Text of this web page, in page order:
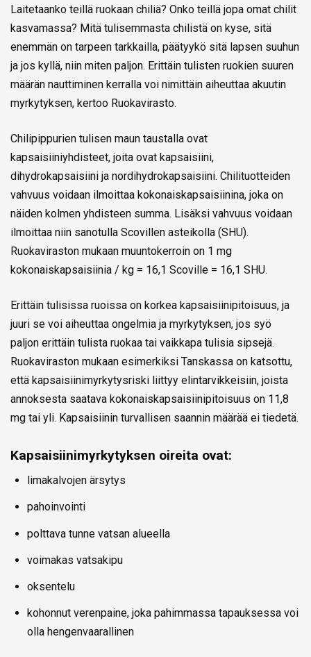
Laitetaanko teillä ruokaan chiliä? Onko teillä jopa omat chilit
kasvamassa? Mitä tulisemmasta chilistä on kyse, sitä
enemmän on tarpeen tarkkailla, päätyykö sitä lapsen suuhun
ja jos kyllä, niin miten paljon. Erittäin tulisten ruokien suuren
määrän nauttiminen kerralla voi nimittäin aiheuttaa akuutin
myrkytyksen, kertoo Ruokavirasto.
Chilipippurien tulisen maun taustalla ovat
kapsaisiiniyhdisteet, joita ovat kapsaisiini,
dihydrokapsaisiini ja nordihydrokapsaisiini. Chilituotteiden
vahvuus voidaan ilmoittaa kokonaiskapsaisiinina, joka on
näiden kolmen yhdisteen summa. Lisäksi vahvuus voidaan
ilmoittaa niin sanotulla Scovillen asteikolla (SHU).
Ruokaviraston mukaan muuntokerroin on 1 mg
kokonaiskapsaisiinia / kg = 16,1 Scoville = 16,1 SHU.
Erittäin tulisissa ruoissa on korkea kapsaisiinipitoisuus, ja
juuri se voi aiheuttaa ongelmia ja myrkytyksen, jos syö
paljon erittäin tulista ruokaa tai vaikkapa tulisia sipsejä.
Ruokaviraston mukaan esimerkiksi Tanskassa on katsottu,
että kapsaisiinimyrkytysriski liittyy elintarvikkeisiin, joista
annoksesta saatava kokonaiskapsaisiinipitoisuus on 11,8
mg tai yli. Kapsaisiinin turvallisen saannin määrää ei tiedetä.
Kapsaisiinimyrkytyksen oireita ovat:
limakalvojen ärsytys
pahoinvointi
polttava tunne vatsan alueella
voimakas vatsakipu
oksentelu
kohonnut verenpaine, joka pahimmassa tapauksessa voi
olla hengenvaarallinen